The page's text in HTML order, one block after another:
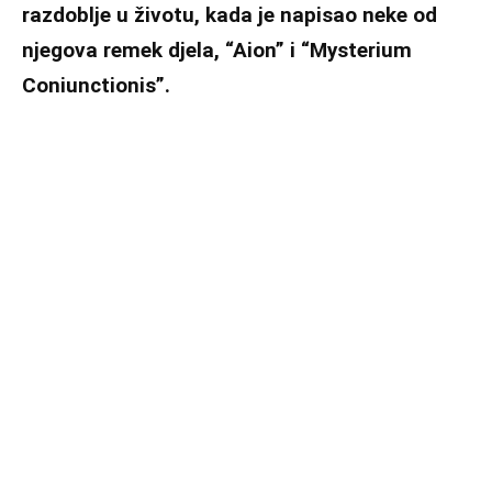
razdoblje u životu, kada je napisao neke od
njegova remek djela, “Aion” i “Mysterium
Coniunctionis”.